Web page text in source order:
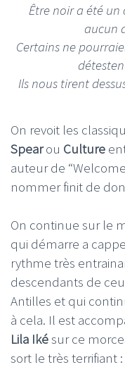
Être noir a été
aucun
Certains ne
Ils nous tirent
On revoit les
Spearou Culture
auteur de
nommer finit de
On continue sur le
qui démarre a
rythme très
descendants de
Antilles et qui
à cela. Il est
Lila Ikésur ce
sort le très terrifiant :